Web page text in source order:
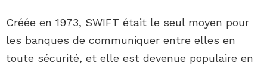
Créée en 1973, SWIFT était le seul moyen pour
les banques de communiquer entre elles en
toute sécurité, et elle est devenue populaire en